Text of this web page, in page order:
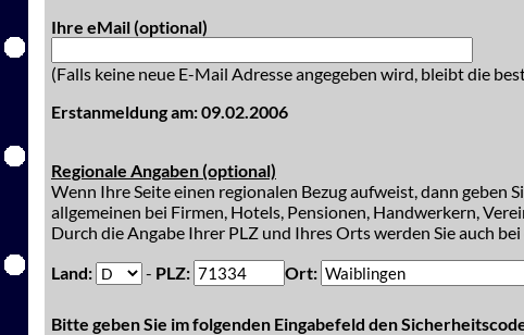
Ihre eMail (optional)
(Falls keine neue E-Mail Adresse angegeben wird, bleibt die
Erstanmeldung am: 09.02.2006
Regionale Angaben (optional)
Wenn Ihre Seite einen regionalen Bezug aufweist, dann
allgemeinen bei Firmen, Hotels, Pensionen, Handwerkern,
Durch die Angabe Ihrer PLZ und Ihres Orts werden Sie auch
Land:
- PLZ: Ort:
Bitte geben Sie im folgenden Eingabefeld den